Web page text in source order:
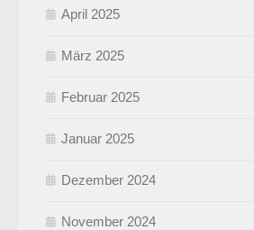
April 2025
März 2025
Februar 2025
Januar 2025
Dezember 2024
November 2024